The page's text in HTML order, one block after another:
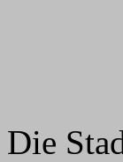
Die